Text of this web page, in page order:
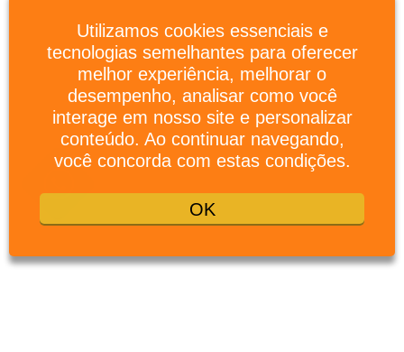
Utilizamos cookies essenciais e
tecnologias semelhantes para oferecer
melhor experiência, melhorar o
desempenho, analisar como você
interage em nosso site e personalizar
conteúdo. Ao continuar navegando,
você concorda com estas condições.
OK